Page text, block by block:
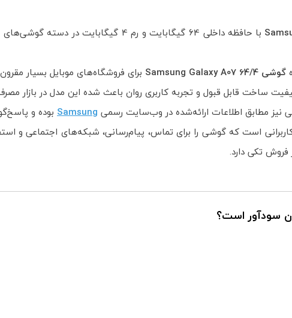
با حافظه داخلی 64 گیگابایت و رم 4
گوشی Samsung Galaxy A07 64/4
برای فروشگاه‌های موبایل بسیار
ساخت قابل قبول و تجربه کاربری روان باعث شده این مدل در بازار
مطابق اطلاعات ارائه‌شده در وب‌سایت رسمی Samsung بوده و
است که گوشی را برای تماس، پیام‌رسانی، شبکه‌های اجتماعی و
فروش تکی دارد.